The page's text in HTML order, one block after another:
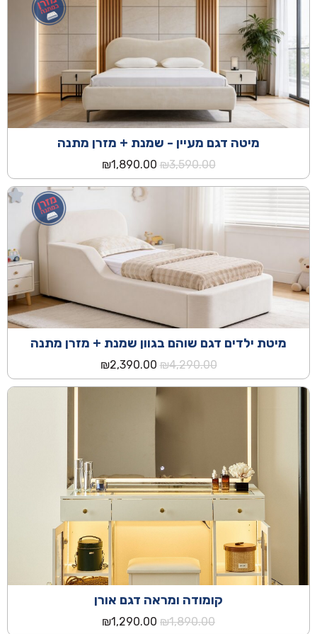
₪5,190.00.
₪3,590.00.
מיטה דגם מעיין - שמנת + מזרן מתנה
₪3,590.00
המחיר
המקורי
היה:
₪3,590.00.
₪1,890.00
הנוכחי
הוא:
₪1,890.00.
מיטת ילדים דגם שוהם בגוון שמנת + מזרן מתנה
₪4,290.00
המחיר
המקורי
היה:
₪2,390.00
הנוכחי
הוא:
קומודה ומראה דגם אורן
₪1,890.00
המחיר
₪1,290.00